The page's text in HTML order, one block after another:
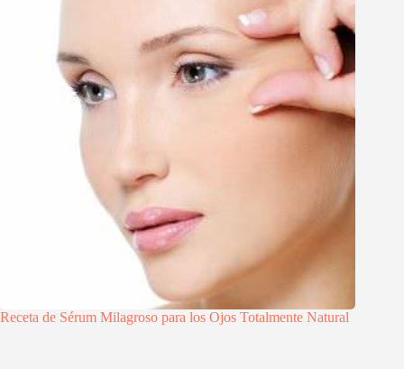
Receta de Sérum Milagroso para los Ojos Totalmente Natural